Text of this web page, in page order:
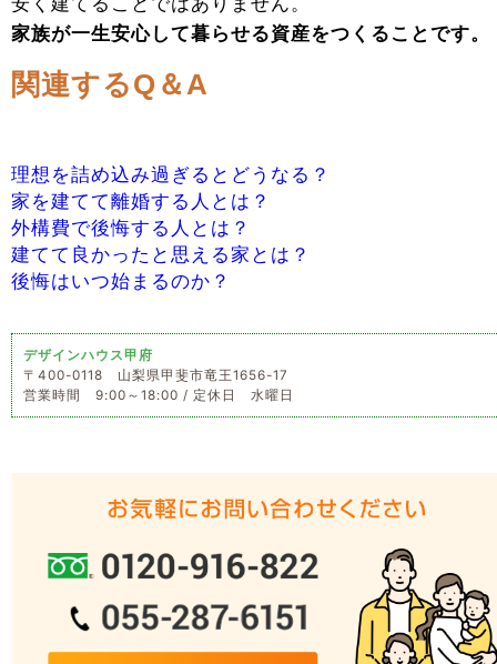
家族が一生安心して暮らせる資産をつくることです。
関連するQ＆A
理想を詰め込み過ぎるとどうなる？
家を建てて離婚する人とは？
外構費で後悔する人とは？
建てて良かったと思える家とは？
後悔はいつ始まるのか？
デザインハウス甲府
〒400-0118 山梨県甲斐市竜王1656-17
営業時間 9:00～18:00 / 定休日 水曜日